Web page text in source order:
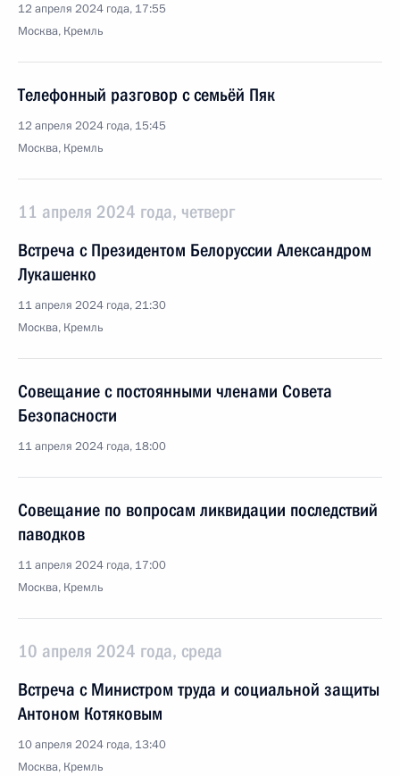
12 апреля 2024 года, 17:55
Москва, Кремль
Телефонный разговор с семьёй Пяк
12 апреля 2024 года, 15:45
Москва, Кремль
11 апреля 2024 года, четверг
Встреча с Президентом Белоруссии Александром
Лукашенко
11 апреля 2024 года, 21:30
Москва, Кремль
Совещание с постоянными членами Совета
Безопасности
11 апреля 2024 года, 18:00
Совещание по вопросам ликвидации последствий
паводков
11 апреля 2024 года, 17:00
Москва, Кремль
10 апреля 2024 года, среда
Встреча с Министром труда и социальной защиты
Антоном Котяковым
10 апреля 2024 года, 13:40
Москва, Кремль